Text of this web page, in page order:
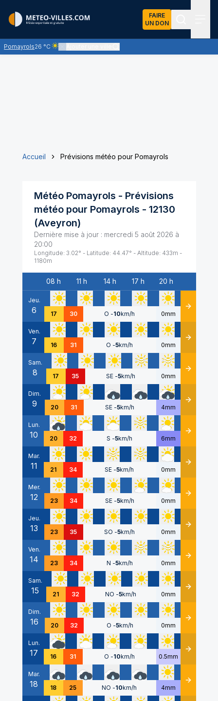
FAIRE
UN DON
Pomayrols26 °C
Ciel clair - quasiment pas de nuages et un soleil
Accueil Prévisions météo pour Pomayrols
Météo Pomayrols - Prévisions
météo pour Pomayrols - 12130
(Aveyron)
Dernière mise à jour : mercredi 5 août 2026 à
20:00
Longitude: 3.02° - Latitude: 44.47° - Altitude: 433m -
1180m
Date
08 h 11 h 14 h 17 h 20 h
Jeu.
6 17 30 O -10km/h 0mm Détails
Ven.
7 16 31 O -5km/h 0mm Détails
Sam.
8 17 35 SE -5km/h 0mm Détails
Dim.
9 20 31 SE -5km/h 4mm Détails
Lun.
10 20 32 S -5km/h 6mm Détails
Mar.
11 21 34 SE -5km/h 0mm Détails
Mer.
12 23 34 SE -5km/h 0mm Détails
Jeu.
13 23 35 SO -5km/h 0mm Détails
Ven.
14 23 34 N -5km/h 0mm Détails
Sam.
15 21 32 NO -5km/h 0mm Détails
Dim.
16 20 32 O -5km/h 0mm Détails
Lun.
17 16 31 O -10km/h 0.5mm Détails
Mar.
18 18 25 NO -10km/h 4mm Détails